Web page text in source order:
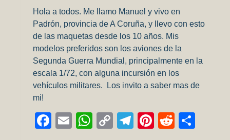
Hola a todos. Me llamo Manuel y vivo en
Padrón, provincia de A Coruña, y llevo con esto
de las maquetas desde los 10 años. Mis
modelos preferidos son los aviones de la
Segunda Guerra Mundial, principalmente en la
escala 1/72, con alguna incursión en los
vehículos militares. Los invito a saber mas de
mi!
Facebook
EmailWhatsApp
CopyTelegram
Pinterest
Reddit